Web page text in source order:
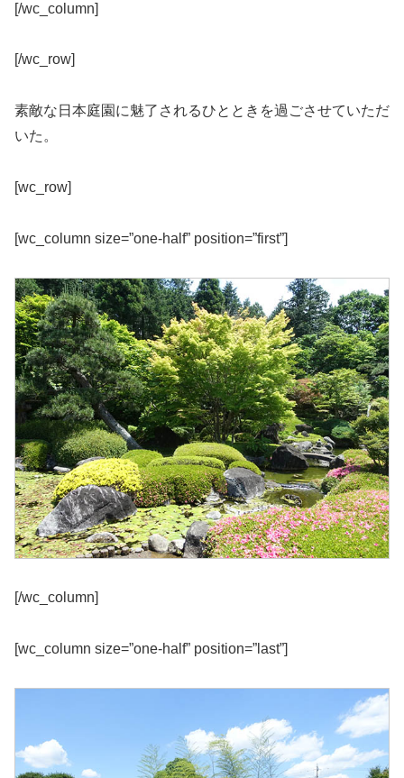
[/wc_column]
[/wc_row]
素敵な日本庭園に魅了されるひとときを過ごさせていただ
いた。
[wc_row]
[wc_column size=”one-half” position=”first”]
[/wc_column]
[wc_column size=”one-half” position=”last”]